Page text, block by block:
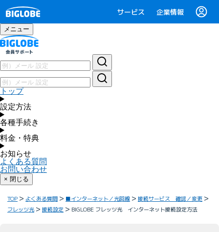
サービス 企業情報
メニュー
トップ
設定方法
各種手続き
料金・特典
お知らせ
よくある質問
お問い合わせ
× 閉じる
TOP よくある質問 ■インターネット／光回線
接続サービス 確認／変更
フレッツ光
接続設定 BIGLOBE フレッツ光 インターネット接続設定方法